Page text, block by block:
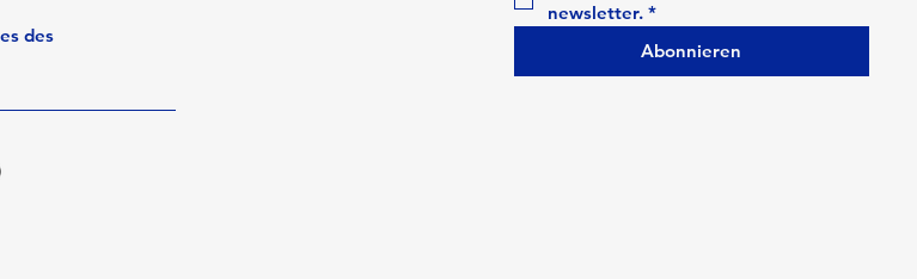
des
newsletter. *
Abonnieren